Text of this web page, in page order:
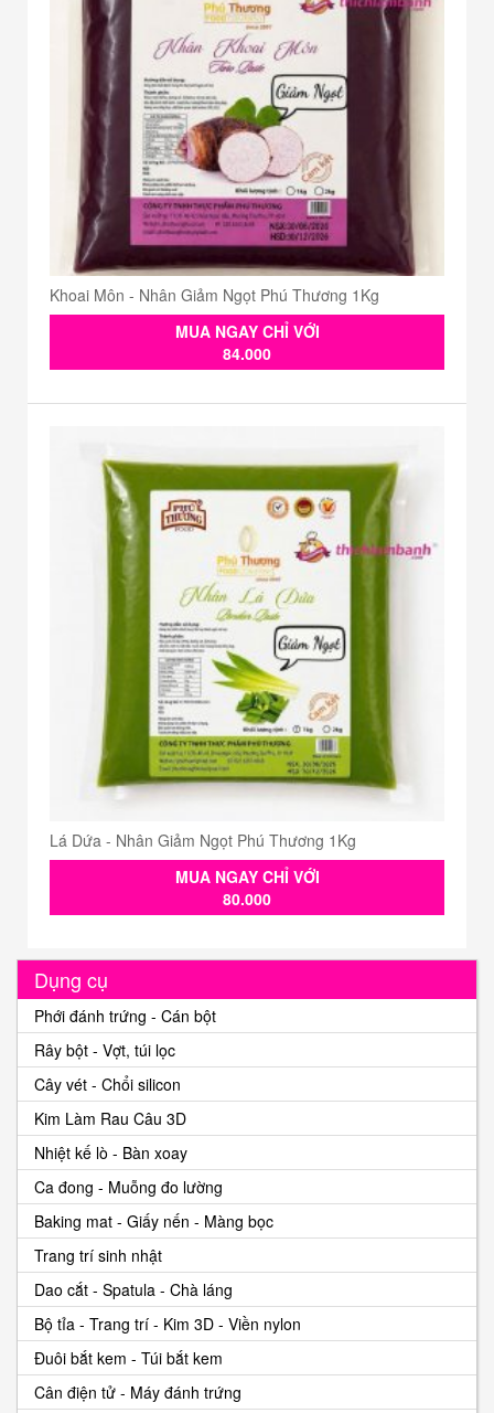
Khoai Môn - Nhân Giảm Ngọt Phú Thương 1Kg
MUA NGAY CHỈ VỚI
84.000
Lá Dứa - Nhân Giảm Ngọt Phú Thương 1Kg
MUA NGAY CHỈ VỚI
80.000
Dụng cụ
Phới đánh trứng - Cán bột
Rây bột - Vợt, túi lọc
Cây vét - Chổi silicon
Kim Làm Rau Câu 3D
Nhiệt kế lò - Bàn xoay
Ca đong - Muỗng đo lường
Baking mat - Giấy nến - Màng bọc
Trang trí sinh nhật
Dao cắt - Spatula - Chà láng
Bộ tỉa - Trang trí - Kim 3D - Viền nylon
Đuôi bắt kem - Túi bắt kem
Cân điện tử - Máy đánh trứng